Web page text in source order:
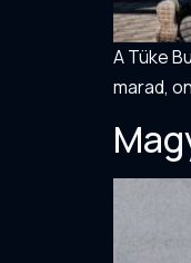
A Tüke
marad,